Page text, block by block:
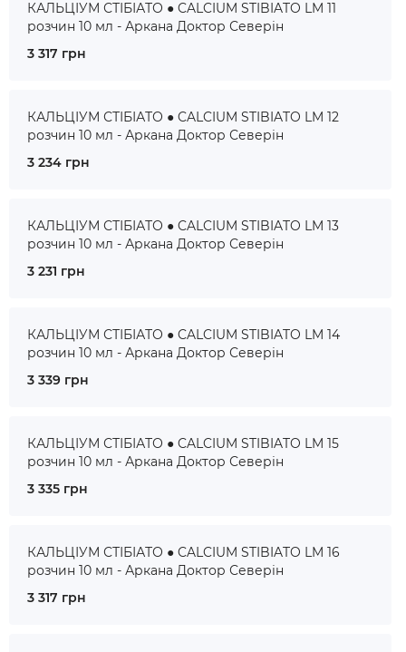
КАЛЬЦІУМ СТІБІАТО ● CALCIUM STIBIATO LM 11
розчин 10 мл - Аркана Доктор Северін
3 317 грн
КАЛЬЦІУМ СТІБІАТО ● CALCIUM STIBIATO LM 12
розчин 10 мл - Аркана Доктор Северін
3 234 грн
КАЛЬЦІУМ СТІБІАТО ● CALCIUM STIBIATO LM 13
розчин 10 мл - Аркана Доктор Северін
3 231 грн
КАЛЬЦІУМ СТІБІАТО ● CALCIUM STIBIATO LM 14
розчин 10 мл - Аркана Доктор Северін
3 339 грн
КАЛЬЦІУМ СТІБІАТО ● CALCIUM STIBIATO LM 15
розчин 10 мл - Аркана Доктор Северін
3 335 грн
КАЛЬЦІУМ СТІБІАТО ● CALCIUM STIBIATO LM 16
розчин 10 мл - Аркана Доктор Северін
3 317 грн